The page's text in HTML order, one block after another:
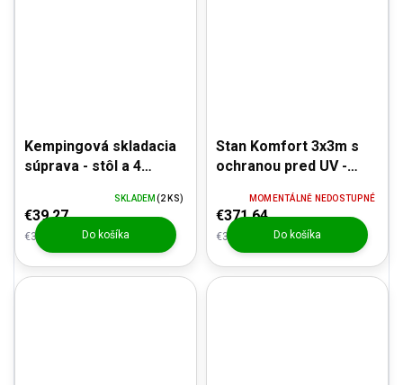
Kempingová skladacia
súprava - stôl a 4
€32,45 bez DPH
€39,27
SKLADEM (2 KS)
Do košíka
Stan Komfort 3x3m s
ochranou pred UV -
€307,14 bez DPH
€371,64
MOMENTÁLNĚ NEDOSTUPNÉ
Do košíka